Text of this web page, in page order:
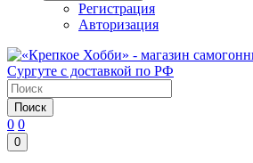
Регистрация
Авторизация
Поиск
0 0
0